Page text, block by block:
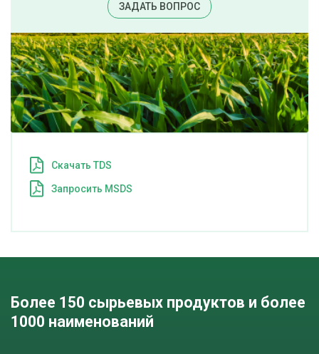
ЗАДАТЬ ВОПРОС
Cкачать TDS
Запросить MSDS
Более 150 сырьевых продуктов и более
1000 наименований